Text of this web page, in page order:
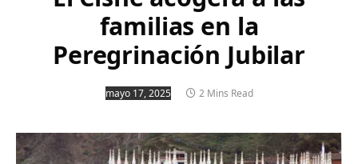
familias en la
Peregrinación Jubilar
mayo 17, 2025 2 Mins Read